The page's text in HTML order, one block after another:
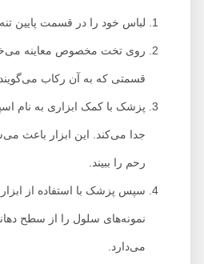
لباس خود را در قسمت پایین تنه در
روی تخت مخصوص معاینه می‌خوابید
قسمتی که به آن رکاب می‌گویند
پزشک با کمک ابزاری به نام
جدا می‌کند. این ابزار باعث می‌شود
رحم را ببیند.
سپس پزشک با استفاده از ابزاری
نمونه‌های سلول را از سطح دهانه
می‌دارد.